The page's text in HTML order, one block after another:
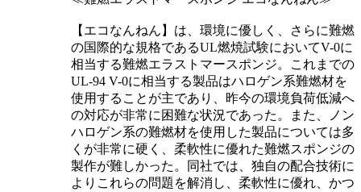
【エコなんねん】は、環境に優しく、さらに難燃
の国際的な規格であるUL燃焼試験においてV-0に
相当する難燃エラストマースポンジ。これまでの
UL-94 V-0に相当する製品はハロゲン系難燃材を
使用することが主であり、昨今の環境負荷低減へ
の対応が非常に困難な状況であった。また、ノン
ハロゲン系の難燃材を使用した製品については多
くが非常に硬く、柔軟性に優れた難燃スポンジの
製作が難しかった。同社では、独自の配合技術に
よりこれらの問題を解消し、柔軟性に優れ、かつ